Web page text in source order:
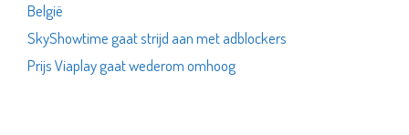
België
SkyShowtime gaat strijd aan met adblockers
Prijs Viaplay gaat wederom omhoog